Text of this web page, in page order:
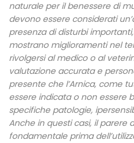
naturale per il benessere di
devono essere considerati
presenza di disturbi
mostrano miglioramenti nel
rivolgersi al medico o al
valutazione accurata e
presente che l’Arnica, come
essere indicata o non essere
specifiche patologie,
Anche in questi casi, il parere
fondamentale prima